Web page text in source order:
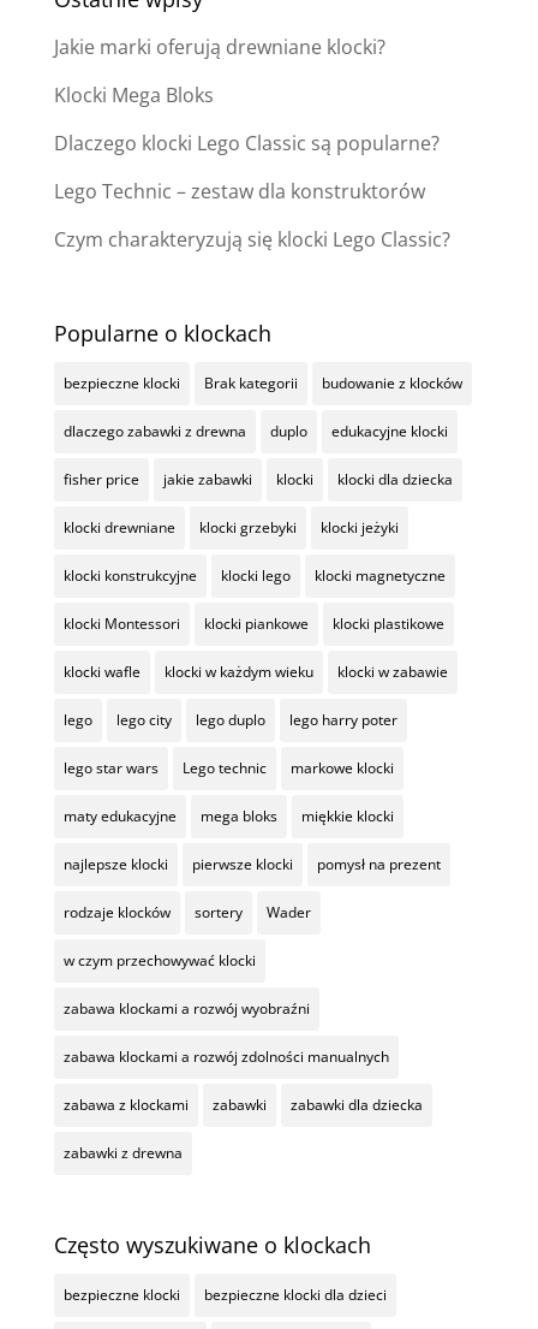
Jakie marki oferują drewniane klocki?
Klocki Mega Bloks
Dlaczego klocki Lego Classic są popularne?
Lego Technic – zestaw dla konstruktorów
Czym charakteryzują się klocki Lego Classic?
Popularne o klockach
bezpieczne klocki Brak kategorii budowanie z klocków
dlaczego zabawki z drewna duplo edukacyjne klocki
fisher price jakie zabawki klocki klocki dla dziecka
klocki drewniane klocki grzebyki klocki jeżyki
klocki konstrukcyjne klocki lego klocki magnetyczne
klocki Montessori klocki piankowe klocki plastikowe
klocki wafle klocki w każdym wieku klocki w zabawie
lego lego city lego duplo lego harry poter
lego star wars Lego technic markowe klocki
maty edukacyjne mega bloks miękkie klocki
najlepsze klocki pierwsze klocki pomysł na prezent
rodzaje klocków sortery Wader
w czym przechowywać klocki
zabawa klockami a rozwój wyobraźni
zabawa klockami a rozwój zdolności manualnych
zabawa z klockami zabawki zabawki dla dziecka
zabawki z drewna
Często wyszukiwane o klockach
bezpieczne klocki bezpieczne klocki dla dzieci